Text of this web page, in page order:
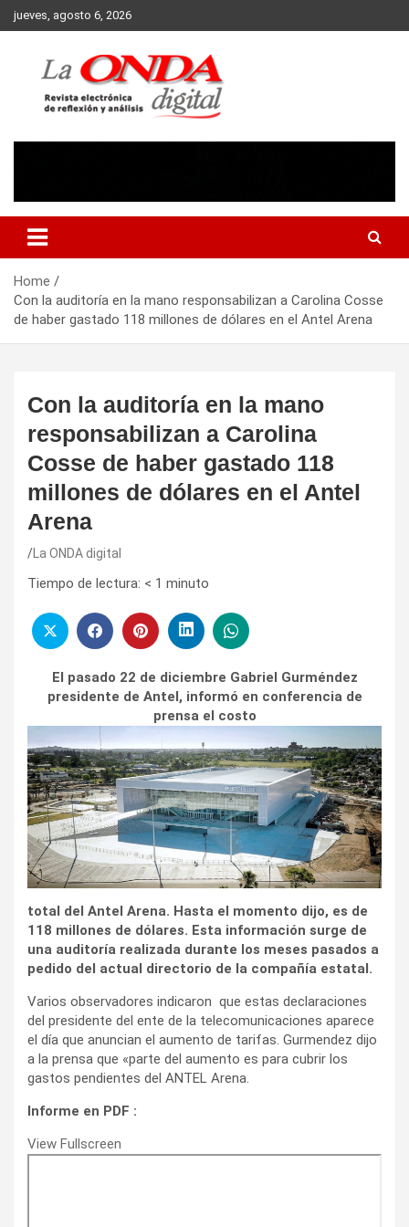
Skip
to
jueves, agosto 6, 2026
Home
Con la auditoría en la mano responsabilizan a Carolina Cosse
de haber gastado 118 millones de dólares en el Antel Arena
Con la auditoría en la mano
responsabilizan a Carolina
Cosse de haber gastado 118
millones de dólares en el Antel
Arena
La ONDA digital
Tiempo de lectura: < 1 minuto
El pasado 22 de diciembre Gabriel Gurméndez
presidente de Antel, informó en conferencia de
prensa el costo
total del Antel Arena. Hasta el momento dijo, es de
118 millones de dólares. Esta información surge de
una auditoría realizada durante los meses pasados a
pedido del actual directorio de la compañía estatal.
Varios observadores indicaron que estas declaraciones
del presidente del ente de la telecomunicaciones aparece
el día que anuncian el aumento de tarifas. Gurmendez dijo
a la prensa que «parte del aumento es para cubrir los
gastos pendientes del ANTEL Arena.
Informe en PDF :
View Fullscreen